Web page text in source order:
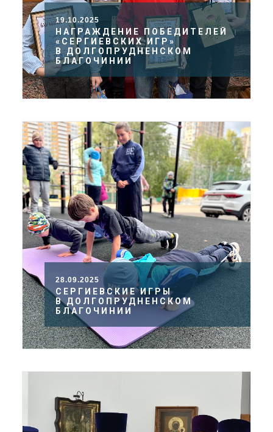
19.10.2025
НАГРАЖДЕНИЕ ПОБЕДИТЕЛЕЙ
«СЕРГИЕВСКИХ ИГР»
В ДОЛГОПРУДНЕНСКОМ
БЛАГОЧИНИИ
28.09.2025
СЕРГИЕВСКИЕ ИГРЫ
В ДОЛГОПРУДНЕНСКОМ
БЛАГОЧИНИИ